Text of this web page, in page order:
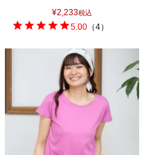
¥2,233税込
5.00 （4）